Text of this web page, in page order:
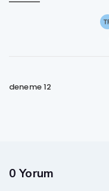
deneme 12
0 Yorum